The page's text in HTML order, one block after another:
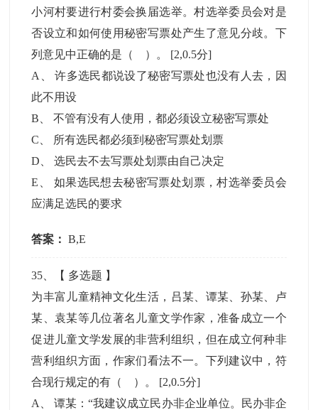
小河村要进行村委会换届选举。村选举委员会对是
否设立和如何使用秘密写票处产生了意见分歧。下
列意见中正确的是（ ）。 [2,0.5分]
A
、许多选民都说设了秘密写票处也没有人去，因
此不用设
B 、不管有没有人使用，都必须设立秘密写票处
C
所有选民都必须到秘密写票处划票
D 、选民去不去写票处划票由自己决定
E
如果选民想去秘密写票处划票，村选举委员会
应满足选民的要求
答案： B,E
35 、【 多选题 】
为丰富儿童精神文化生活，吕某、谭某、孙某、卢
某、袁某等几位著名儿童文学作家，准备成立一个
促进儿童文学发展的非营利组织，但在成立何种非
营利组织方面，作家们看法不一。下列建议中，符
合现行规定的有（ ）。 [2,0.5分]
A
、谭某：“我建议成立民办非企业单位。民办非企